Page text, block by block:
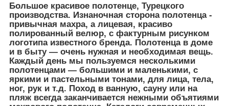
Большое красивое полотенце, Турецкого
производства. Изнаночная сторона полотенца -
привычная махра, а лицевая, красиво
полированный велюр, с фактурным рисунком
логотипа известного бренда. Полотенца в доме
и в быту — очень нужная и необходимая вещь.
Каждый день мы пользуемся несколькими
полотенцами — большими и маленькими, с
яркими и пастельными тонами, для лица, тела,
ног, рук и т.д. Поход в ванную, сауну или на
пляж всегда заканчивается нежными объятиями